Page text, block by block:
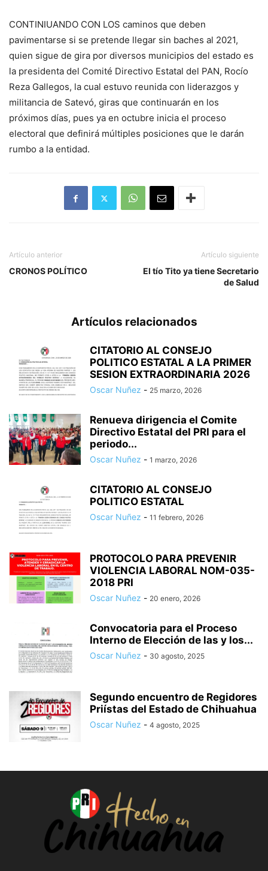
CONTINIUANDO CON LOS caminos que deben
pavimentarse si se pretende llegar sin baches al 2021,
quien sigue de gira por diversos municipios del estado es
la presidenta del Comité Directivo Estatal del PAN, Rocío
Reza Gallegos, la cual estuvo reunida con liderazgos y
militancia de Satevó, giras que continuarán en los
próximos días, pues ya en octubre inicia el proceso
electoral que definirá múltiples posiciones que le darán
rumbo a la entidad.
Artículo anterior
CRONOS POLÍTICO
Artículo siguiente
El tío Tito ya tiene Secretario
de Salud
Artículos relacionados
CITATORIO AL CONSEJO
POLITICO ESTATAL A LA PRIMER
SESION EXTRAORDINARIA 2026
Oscar Nuñez - 25 marzo, 2026
Renueva dirigencia el Comite
Directivo Estatal del PRI para el
periodo...
Oscar Nuñez - 1 marzo, 2026
CITATORIO AL CONSEJO
POLITICO ESTATAL
Oscar Nuñez - 11 febrero, 2026
PROTOCOLO PARA PREVENIR
VIOLENCIA LABORAL NOM-035-
2018 PRI
Oscar Nuñez - 20 enero, 2026
Convocatoria para el Proceso
Interno de Elección de las y los...
Oscar Nuñez - 30 agosto, 2025
Segundo encuentro de Regidores
Priístas del Estado de Chihuahua
Oscar Nuñez - 4 agosto, 2025